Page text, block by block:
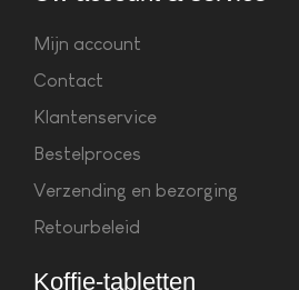
Mijn account
Contact
Klantenservice
Bestelproces
Verzending en bezorging
Retourbeleid
Koffie-tabletten